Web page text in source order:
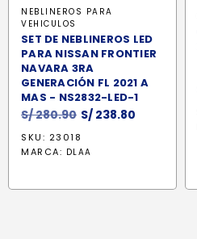
NEBLINEROS PARA
VEHICULOS
SET DE NEBLINEROS LED
PARA NISSAN FRONTIER
NAVARA 3RA
GENERACIÓN FL 2021 A
MAS - NS2832-LED-1
S/280.90 El
original
S/ 238.80
SKU: 23018
MARCA: DLAA